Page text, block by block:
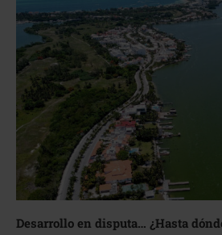
Desarrollo en disputa… ¿Hasta